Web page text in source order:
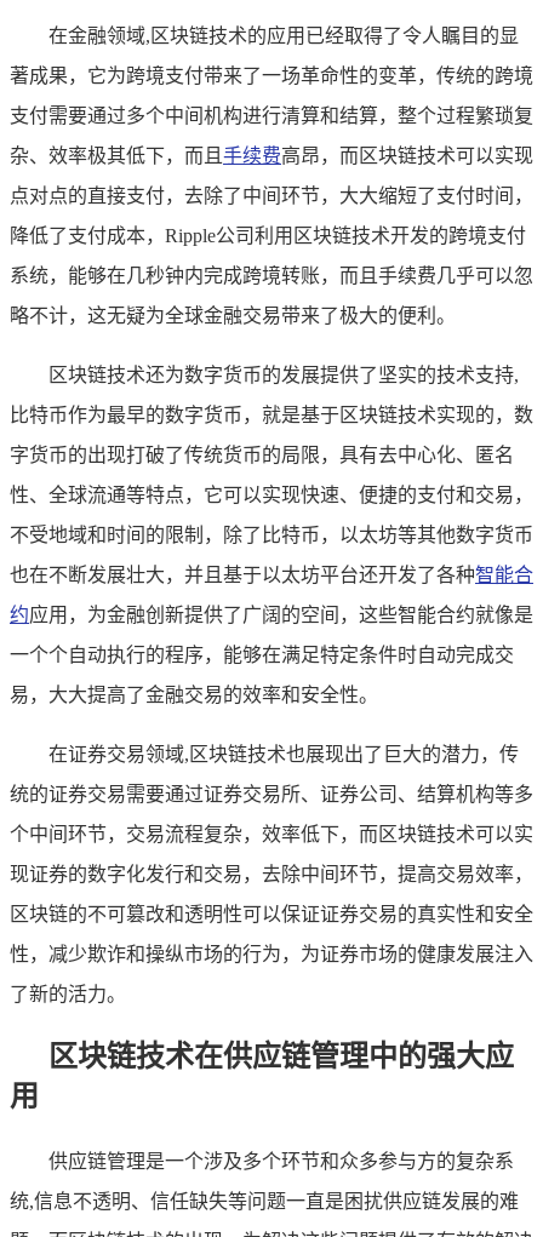
在金融领域,区块链技术的应用已经取得了令人瞩目的显
著成果，它为跨境支付带来了一场革命性的变革，传统的跨境
支付需要通过多个中间机构进行清算和结算，整个过程繁琐复
杂、效率极其低下，而且 手续费高昂，而区块链技术可以实现
点对点的直接支付，去除了中间环节，大大缩短了支付时间，
降低了支付成本，Ripple公司利用区块链技术开发的跨境支付
系统，能够在几秒钟内完成跨境转账，而且手续费几乎可以忽
略不计，这无疑为全球金融交易带来了极大的便利。
区块链技术还为数字货币的发展提供了坚实的技术支持,
比特币作为最早的数字货币，就是基于区块链技术实现的，数
字货币的出现打破了传统货币的局限，具有去中心化、匿名
性、全球流通等特点，它可以实现快速、便捷的支付和交易，
不受地域和时间的限制，除了比特币，以太坊等其他数字货币
也在不断发展壮大，并且基于以太坊平台还开发了各种智能合
约应用，为金融创新提供了广阔的空间，这些智能合约就像是
一个个自动执行的程序，能够在满足特定条件时自动完成交
易，大大提高了金融交易的效率和安全性。
在证券交易领域,区块链技术也展现出了巨大的潜力，传
统的证券交易需要通过证券交易所、证券公司、结算机构等多
个中间环节，交易流程复杂，效率低下，而区块链技术可以实
现证券的数字化发行和交易，去除中间环节，提高交易效率，
区块链的不可篡改和透明性可以保证证券交易的真实性和安全
性，减少欺诈和操纵市场的行为，为证券市场的健康发展注入
了新的活力。
区块链技术在供应链管理中的强大应
用
供应链管理是一个涉及多个环节和众多参与方的复杂系
统,信息不透明、信任缺失等问题一直是困扰供应链发展的难